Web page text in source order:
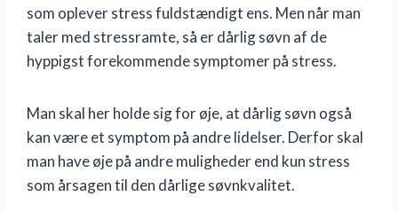
som oplever stress fuldstændigt ens. Men når man
taler med stressramte, så er dårlig søvn af de
hyppigst forekommende symptomer på stress.
Man skal her holde sig for øje, at dårlig søvn også
kan være et symptom på andre lidelser. Derfor skal
man have øje på andre muligheder end kun stress
som årsagen til den dårlige søvnkvalitet.